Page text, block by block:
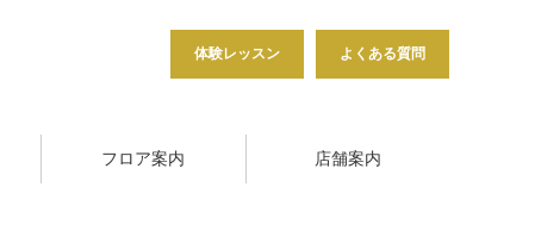
体験レッスン よくある質問
フロア案内 店舗案内